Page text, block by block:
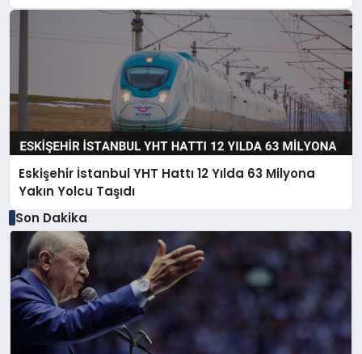
Eskişehir İstanbul YHT Hattı 12 Yılda 63 Milyona
Yakın Yolcu Taşıdı
Son Dakika